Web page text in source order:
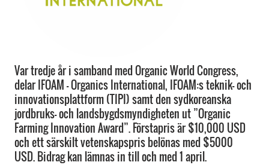
Var tredje år i samband med Organic World Congress,
delar IFOAM - Organics International, IFOAM:s teknik- och
innovationsplattform (TIPI) samt den sydkoreanska
jordbruks- och landsbygdsmyndigheten ut ”Organic
Farming Innovation Award”. Förstapris är $10,000 USD
och ett särskilt vetenskapspris belönas med $5000
USD. Bidrag kan lämnas in till och med 1 april.